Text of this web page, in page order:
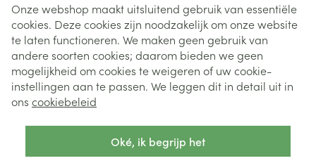
Onze webshop maakt uitsluitend gebruik van essentiële
cookies. Deze cookies zijn noodzakelijk om onze website
te laten functioneren. We maken geen gebruik van
andere soorten cookies; daarom bieden we geen
mogelijkheid om cookies te weigeren of uw cookie-
instellingen aan te passen. We leggen dit in detail uit in
ons cookiebeleid
Oké, ik begrijp het
Juridische links